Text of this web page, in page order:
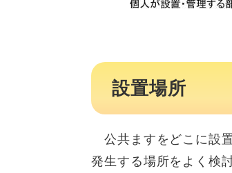
設置場所
公共ますをどこに設
発生する場所をよく検